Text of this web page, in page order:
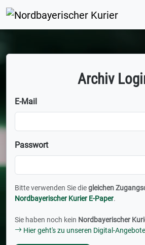
Archiv
E-Mail
Passwort
Bitte verwenden Sie diegleichen
Nordbayerischer Kurier E-Paper.
Sie haben noch kein Nordbayerischer
Hier geht's zu unseren Digital-